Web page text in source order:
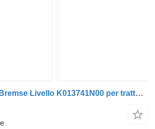
Sensore Knorr-Bremse Livello K013741N00 per trattore stradale Ford F-MAX (01.18-)